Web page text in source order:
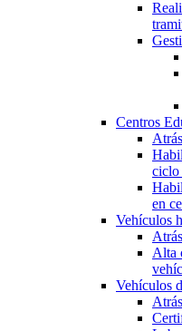
Centros
Atrás
ciclo
en
Vehículos
Atrás
Alta
Vehículos
Atrás